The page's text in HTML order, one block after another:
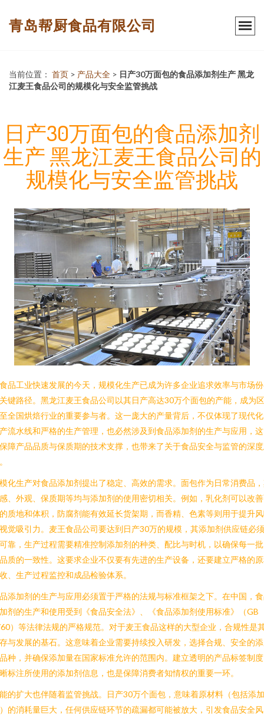
青岛帮厨食品有限公司
当前位置： 首页 > 产品大全 > 日产30万面包的食品添加剂生产 黑龙
江麦王食品公司的规模化与安全监管挑战
日产30万面包的食品添加剂
生产 黑龙江麦王食品公司的
规模化与安全监管挑战
品工业快速发展的今天，规模化生产已成为许多企业追求效率与市场
键路径。黑龙江麦王食品公司以其日产高达30万个面包的产能，成为
全国烘焙行业的重要参与者。这一庞大的产量背后，不仅体现了现代
流水线和严格的生产管理，也必然涉及到食品添加剂的生产与应用，
障产品品质与保质期的技术支撑，也带来了关于食品安全与监管的深
化生产对食品添加剂提出了稳定、高效的需求。面包作为日常消费品
、外观、保质期等均与添加剂的使用密切相关。例如，乳化剂可以改
质地和体积，防腐剂能有效延长货架期，而香精、色素等则用于提升
觉吸引力。麦王食品公司要达到日产30万的规模，其添加剂供应链必
靠，生产过程需要精准控制添加剂的种类、配比与时机，以确保每一
质的一致性。这要求企业不仅要有先进的生产设备，还要建立严格的
、生产过程监控和成品检验体系。
添加剂的生产与应用必须置于严格的法规与标准框架之下。在中国，
剂的生产和使用受到《食品安全法》、《食品添加剂使用标准》（GB
）等法律法规的严格规范。对于麦王食品这样的大型企业，合规性是
与发展的基石。这意味着企业需要持续投入研发，选择合规、安全的
种，并确保添加量在国家标准允许的范围内。建立透明的产品标签制
标注所使用的添加剂信息，也是保障消费者知情权的重要一环。
的扩大也伴随着监管挑战。日产30万个面包，意味着原材料（包括添加
的消耗量巨大，任何供应链环节的疏漏都可能被放大，引发食品安全风